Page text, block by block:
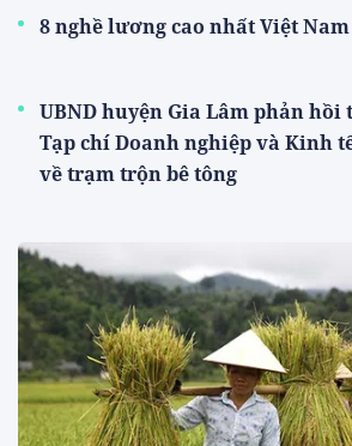
8 nghề lương cao nhất Việt
UBND huyện Gia Lâm phản
Tạp chí Doanh nghiệp và Kinh
về trạm trộn bê tông